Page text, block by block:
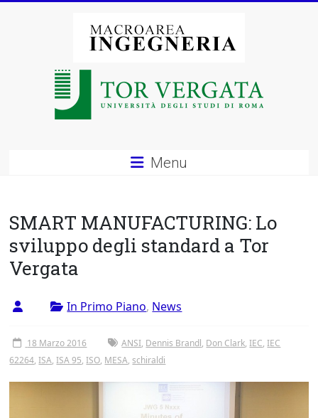
Macroarea
degli
Studi
di
Roma
Tor
Vergata
Menu
SMART MANUFACTURING: Lo
sviluppo degli standard a Tor
Vergata
In Primo Piano, News
18 Marzo 2016 ANSI, Dennis Brandl, Don Clark,IEC,IEC
62264,ISA,ISA 95,ISO, MESA,schiraldi